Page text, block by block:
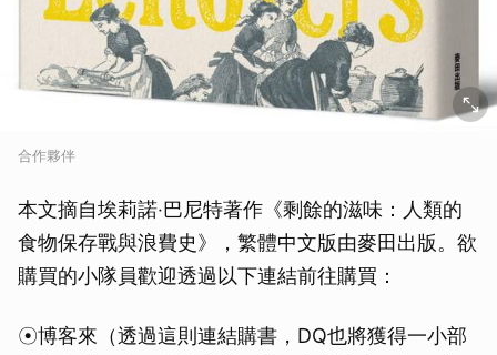
合作夥伴
本文摘自埃莉諾‧巴尼特著作《剩餘的滋味：人類的
食物保存戰與浪費史》，繁體中文版由麥田出版。欲
購買的小隊員歡迎透過以下連結前往購買：
☉博客來（透過這則連結購書，DQ也將獲得一小部